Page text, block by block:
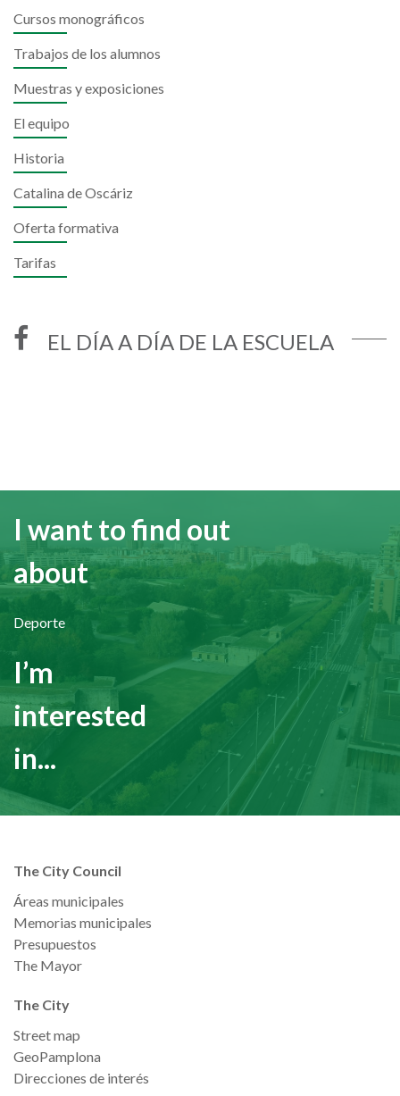
Cursos monográficos
Trabajos de los alumnos
Muestras y exposiciones
El equipo
Historia
Catalina de Oscáriz
Oferta formativa
Tarifas
EL DÍA A DÍA DE LA ESCUELA
I want to find out
about
Deporte
I’m
interested
in...
The City Council
Áreas municipales
Memorias municipales
Presupuestos
The Mayor
The City
Street map
GeoPamplona
Direcciones de interés